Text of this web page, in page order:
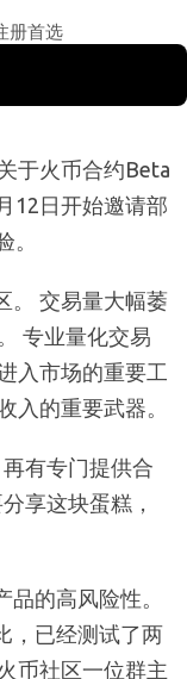
册首选
于火币合约Beta
12日开始邀请部
。
。 交易量大幅萎
专业量化交易
入市场的重要工
入的重要武器。
有专门提供合
享这块蛋糕，
的高风险性。
，已经测试了两
币社区一位群主